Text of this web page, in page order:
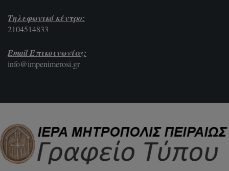
Τηλεφωνικό κέντρο:
2104514833
Email Επικοινωνίας:
info@impenimerosi.gr